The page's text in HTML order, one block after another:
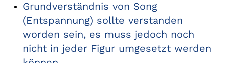
Grundverständnis von Song
(Entspannung) sollte verstanden
worden sein, es muss jedoch noch
nicht in jeder Figur umgesetzt werden